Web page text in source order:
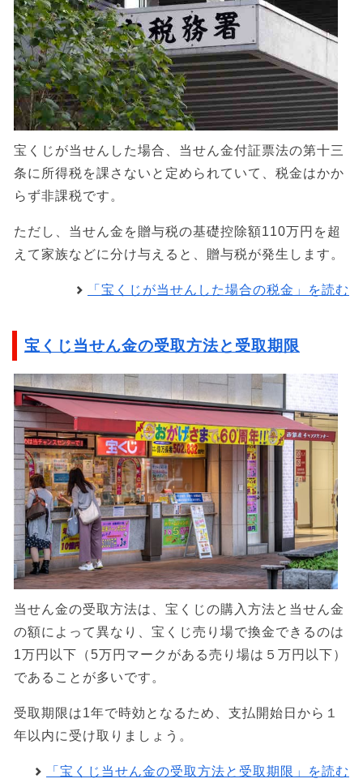
宝くじが当せんした場合、当せん金付証票法の第十三
条に所得税を課さないと定められていて、税金はかか
らず非課税です。
ただし、当せん金を贈与税の基礎控除額110万円を超
えて家族などに分け与えると、贈与税が発生します。
「宝くじが当せんした場合の税金」を読む
宝くじ当せん金の受取方法と受取期限
当せん金の受取方法は、宝くじの購入方法と当せん金
の額によって異なり、宝くじ売り場で換金できるのは
1万円以下（5万円マークがある売り場は５万円以下）
であることが多いです。
受取期限は1年で時効となるため、支払開始日から１
年以内に受け取りましょう。
「宝くじ当せん金の受取方法と受取期限」を読む